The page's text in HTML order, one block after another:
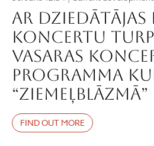
Ar dziedātājas
koncertu
vasaras
programma
FIND OUT MORE